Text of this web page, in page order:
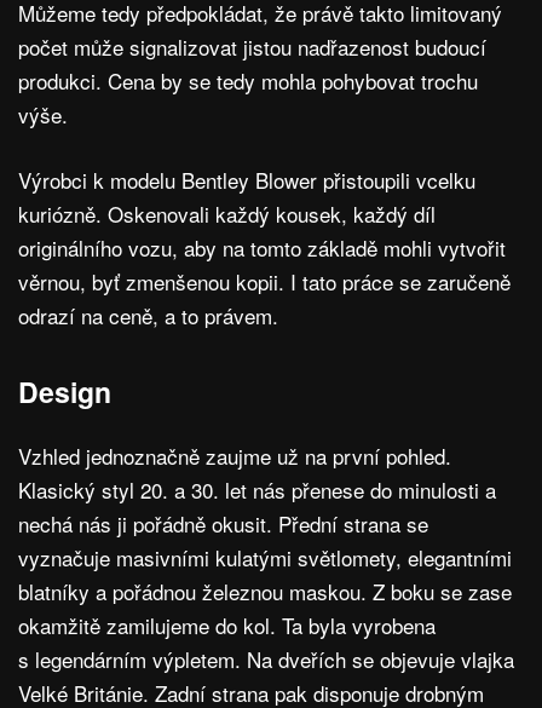
Můžeme tedy předpokládat, že právě takto limitovaný
počet může signalizovat jistou nadřazenost budoucí
produkci. Cena by se tedy mohla pohybovat trochu
výše.
Výrobci k modelu Bentley Blower přistoupili vcelku
kuriózně. Oskenovali každý kousek, každý díl
originálního vozu, aby na tomto základě mohli vytvořit
věrnou, byť zmenšenou kopii. I tato práce se zaručeně
odrazí na ceně, a to právem.
Design
Vzhled jednoznačně zaujme už na první pohled.
Klasický styl 20. a 30. let nás přenese do minulosti a
nechá nás ji pořádně okusit. Přední strana se
vyznačuje masivními kulatými světlomety, elegantními
blatníky a pořádnou železnou maskou. Z boku se zase
okamžitě zamilujeme do kol. Ta byla vyrobena
s legendárním výpletem. Na dveřích se objevuje vlajka
Velké Británie. Zadní strana pak disponuje drobným